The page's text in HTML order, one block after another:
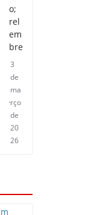
o;
rel
em
bre
3
de
ma
rço
de
20
26